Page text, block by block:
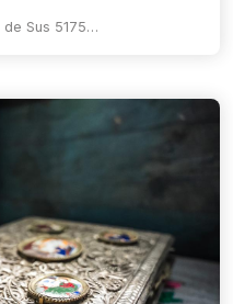
Strada Principala nr. 171, Pianu de Sus 517537, județul Alba